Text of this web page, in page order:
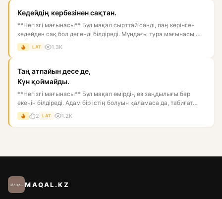
Кедейдің кербезінен сақтан.
**Негізгі мағынасы** Бұл мақал сырттай сәнді, паң көрінген
кедейден сақ бол дегенді білдіреді. Мұндағы тура мағынасы —
к...
LAT 1.3K
Таң атпайын десе де,
Күн қоймайды.
**Негізгі мағынасы** Бұл мақал өмірдің өз заңдылығы бар
екенін білдіреді. Адам бір істің болуын қаламаса да, табиғат
пен...
2 LAT 1.2K
MAQAL.KZ